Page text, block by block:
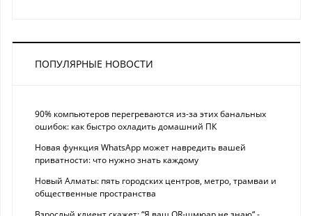
ПОПУЛЯРНЫЕ НОВОСТИ
90% компьютеров перегреваются из-за этих банальных
ошибок: как быстро охладить домашний ПК
Новая функция WhatsApp может навредить вашей
приватности: что нужно знать каждому
Новый Алматы: пять городских центров, метро, трамваи и
общественные пространства